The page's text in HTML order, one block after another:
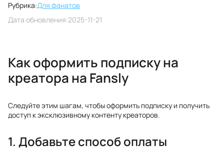
Рубрика:Для фанатов
Дата обновления:2025-11-21
Как оформить подписку на
креатора на Fansly
Следуйте этим шагам, чтобы оформить подписку и получить
доступ к эксклюзивному контенту креаторов.
1. Добавьте способ оплаты